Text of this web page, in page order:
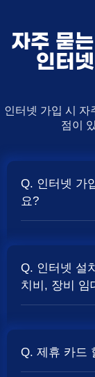
자주 묻
인터
인터넷 가입 시 자
점이
Q. 인터넷 가
요?
보통 500Mbps
할 때 현금 사은
Q. 인터넷 설
치비, 장비 임
청구되는 경우
Q. 제휴 카드